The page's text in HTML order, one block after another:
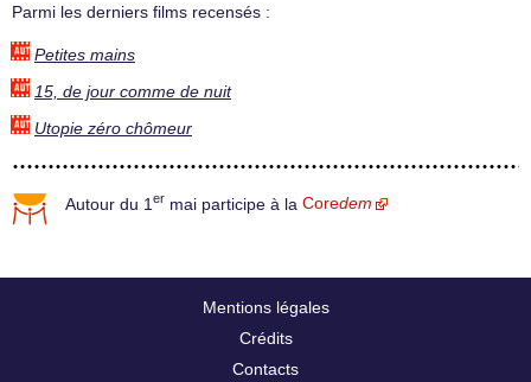
Parmi les derniers films recensés :
Petites mains
15, de jour comme de nuit
Utopie zéro chômeur
Autour du 1 er mai participe à la Coredem
Mentions légales
Crédits
Contacts